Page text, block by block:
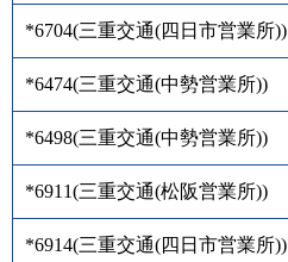
*6704(三重交通(四日市営業所))
*6474(三重交通(中勢営業所))
*6498(三重交通(中勢営業所))
*6911(三重交通(松阪営業所))
*6914(三重交通(四日市営業所))